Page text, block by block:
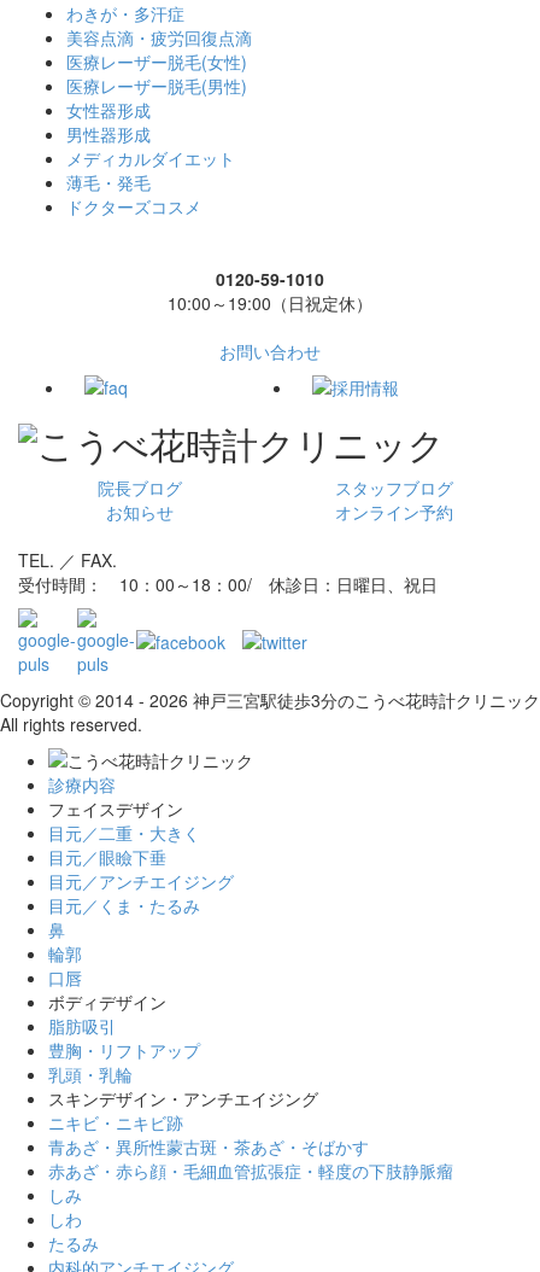
わきが・多汗症
美容点滴・疲労回復点滴
医療レーザー脱毛(女性)
医療レーザー脱毛(男性)
女性器形成
男性器形成
メディカルダイエット
薄毛・発毛
ドクターズコスメ
0120-59-1010
10:00～19:00（日祝定休）
お問い合わせ
院長ブログ
スタッフブログ
お知らせ
オンライン予約
TEL. ／ FAX.
受付時間： 10：00～18：00/ 休診日：日曜日、祝日
Copyright © 2014 - 2026 神戸三宮駅徒歩3分のこうべ花時計クリニック
All rights reserved.
診療内容
フェイスデザイン
目元／二重・大きく
目元／眼瞼下垂
目元／アンチエイジング
目元／くま・たるみ
鼻
輪郭
口唇
ボディデザイン
脂肪吸引
豊胸・リフトアップ
乳頭・乳輪
スキンデザイン・アンチエイジング
ニキビ・ニキビ跡
青あざ・異所性蒙古斑・茶あざ・そばかす
赤あざ・赤ら顔・毛細血管拡張症・軽度の下肢静脈瘤
しみ
しわ
たるみ
内科的アンチエイジング